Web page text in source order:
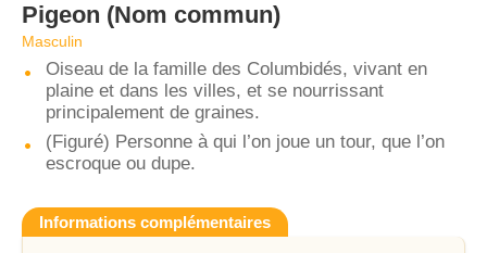
Pigeon (Nom commun)
Masculin
Oiseau de la famille des Columbidés, vivant en
plaine et dans les villes, et se nourrissant
principalement de graines.
(Figuré) Personne à qui l’on joue un tour, que l’on
escroque ou dupe.
Informations complémentaires